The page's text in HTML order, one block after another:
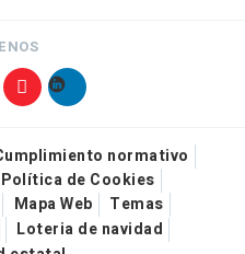
normativo
Política de Cookies
Mapa Web
Temas
Loteria de navidad